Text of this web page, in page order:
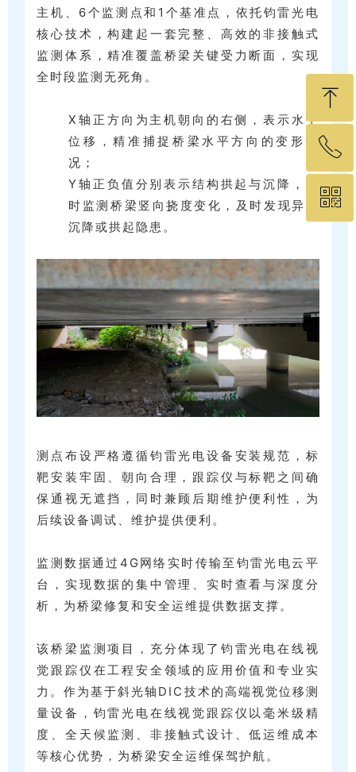
主机、6个监测点和1个基准点，依托钧雷光电
核心技术，构建起一套完整、高效的非接触式
监测体系，精准覆盖桥梁关键受力断面，实现
全时段监测无死角。
X轴正方向为主机朝向的右侧，表示水平
位移，精准捕捉桥梁水平方向的变形情
况；
Y轴正负值分别表示结构拱起与沉降，实
时监测桥梁竖向挠度变化，及时发现异常
沉降或拱起隐患。
测点布设严格遵循钧雷光电设备安装规范，标
靶安装牢固、朝向合理，跟踪仪与标靶之间确
保通视无遮挡，同时兼顾后期维护便利性，为
后续设备调试、维护提供便利。
监测数据通过4G网络实时传输至钧雷光电云平
台，实现数据的集中管理、实时查看与深度分
析，为桥梁修复和安全运维提供数据支撑。
该桥梁监测项目，充分体现了钧雷光电在线视
觉跟踪仪在工程安全领域的应用价值和专业实
力。作为基于斜光轴DIC技术的高端视觉位移测
量设备，钧雷光电在线视觉跟踪仪以毫米级精
度、全天候监测、非接触式设计、低运维成本
等核心优势，为桥梁安全运维保驾护航。
ꁸ
回到顶部
ꂅ
19575460049
ꀥ